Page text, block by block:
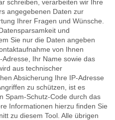
schreiben, verarbeiten wir Ihre
angegebenen Daten zur
Ihrer Fragen und Wünsche.
und
Sie nur die Daten angeben
von Ihnen
Ihr Name sowie das
aus technischer
Absicherung Ihre IP-Adresse
zu schützen, ist es
Spam-Schutz-Code durch das
Informationen hierzu finden Sie
zu diesem Tool. Alle übrigen